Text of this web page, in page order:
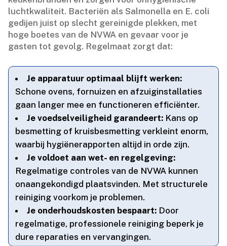
luchtkwaliteit.​ Bacteriën als Salmonella en E.​ coli
gedijen juist op slecht gereinigde plekken, met
hoge boetes van de NVWA en gevaar voor je
gasten tot gevolg.​ Regelmaat zorgt dat:
Je apparatuur optimaal blijft werken:
Schone ovens, fornuizen en afzuiginstallaties
gaan langer mee en functioneren efficiënter.​
Je voedselveiligheid garandeert: Kans op
besmetting of kruisbesmetting verkleint enorm,
waarbij hygiënerapporten altijd in orde zijn.​
Je voldoet aan wet- en regelgeving:
Regelmatige controles van de NVWA kunnen
onaangekondigd plaatsvinden.​ Met structurele
reiniging voorkom je problemen.​
Je onderhoudskosten bespaart: Door
regelmatige, professionele reiniging beperk je
dure reparaties en vervangingen.​